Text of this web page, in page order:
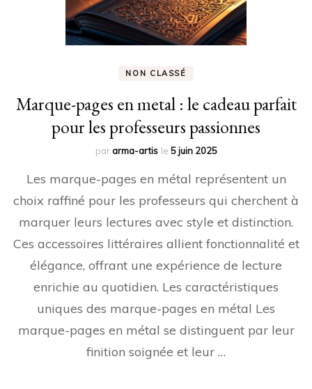
NON CLASSÉ
Marque-pages en metal : le cadeau parfait
pour les professeurs passionnes
pararma-artis le 5 juin 2025
Les marque-pages en métal représentent un
choix raffiné pour les professeurs qui cherchent à
marquer leurs lectures avec style et distinction.
Ces accessoires littéraires allient fonctionnalité et
élégance, offrant une expérience de lecture
enrichie au quotidien. Les caractéristiques
uniques des marque-pages en métal Les
marque-pages en métal se distinguent par leur
finition soignée et leur …